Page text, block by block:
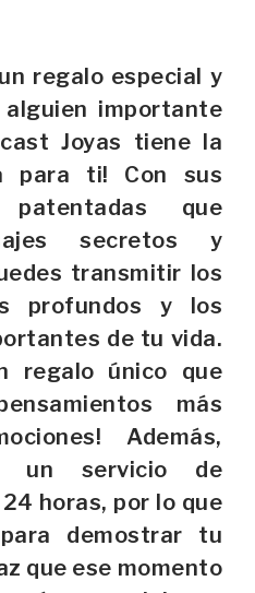
regalo especial y
importante
Joyas tiene la
para ti! Con sus
que
secretos y
transmitir los
profundos y los
de tu vida.
regalo único que
más
Además,
un servicio de
horas, por lo que
demostrar tu
que ese momento